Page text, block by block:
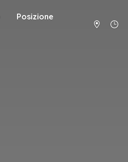
Posizione